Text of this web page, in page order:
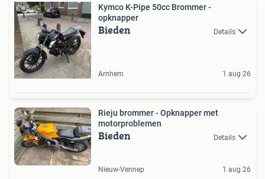
Kymco K-Pipe 50cc Brommer -
opknapper
Bieden Details
Arnhem 1 aug 26
Rieju brommer - Opknapper met
motorproblemen
Bieden Details
Nieuw-Vennep 1 aug 26